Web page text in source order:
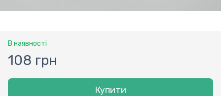
В наявності
108 грн
Купити